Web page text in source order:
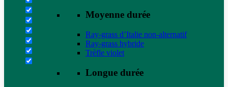
Moyenne durée
Ray-grass d’Italie non-alternatif
Ray-grass hybride
Trèfle violet
Longue durée